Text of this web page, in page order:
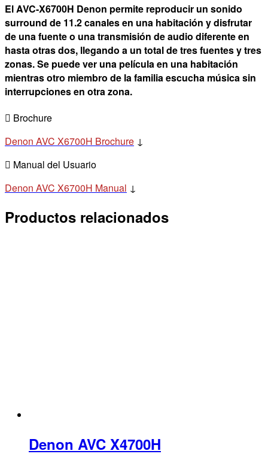
El AVC-X6700H Denon permite reproducir un sonido
surround de 11.2 canales en una habitación y disfrutar
de una fuente o una transmisión de audio diferente en
hasta otras dos, llegando a un total de tres fuentes y tres
zonas. Se puede ver una película en una habitación
mientras otro miembro de la familia escucha música sin
interrupciones en otra zona.
Brochure
Denon AVC X6700H Brochure ↓
Manual del Usuario
Denon AVC X6700H Manual ↓
Productos relacionados
Denon AVC X4700H